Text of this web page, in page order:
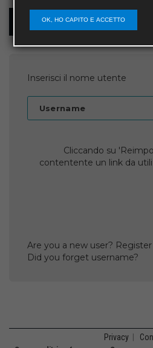
Password recovery
Inserisci il nome utente
Username
Cliccando su
contentente un link da
Are you a new user?
Did you forget username?
Privacy
OK, HO CAPITO E ACCETTO